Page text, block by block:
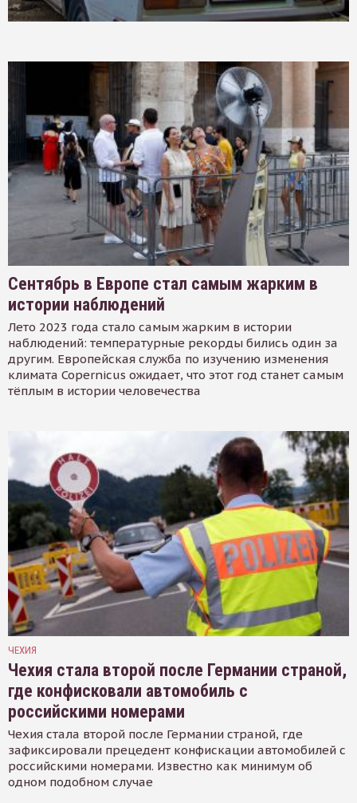
Сентябрь в Европе стал самым жарким в
истории наблюдений
Лето 2023 года стало самым жарким в истории
наблюдений: температурные рекорды бились один за
другим. Европейская служба по изучению изменения
климата Copernicus ожидает, что этот год станет самым
тёплым в истории человечества
ЧЕХИЯ
Чехия стала второй после Германии страной,
где конфисковали автомобиль с
российскими номерами
Чехия стала второй после Германии страной, где
зафиксировали прецедент конфискации автомобилей с
российскими номерами. Известно как минимум об
одном подобном случае